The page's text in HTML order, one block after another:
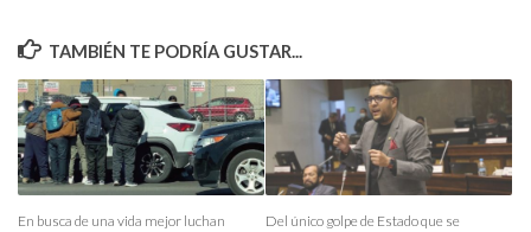
TAMBIÉN TE PODRÍA GUSTAR...
En busca de una vida mejor luchan
Del único golpe de Estado que se